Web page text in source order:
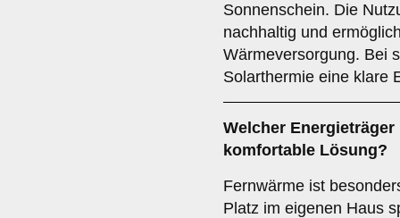
Sonnenschein. Die
nachhaltig und
Wärmeversorgung. Bei
Solarthermie eine klare
Welcher Energieträger
komfortable Lösung?
Fernwärme ist
Platz im eigenen Haus